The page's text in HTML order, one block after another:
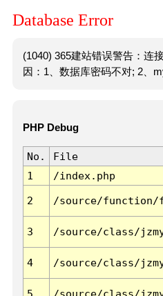
Database Error
(1040) 365建站错误警告：连
因：1、数据库密码不对; 2、
PHP Debug
No. File
1
/index.php
2 /source/function/
3 /source/class/
4 /source/class/
5 /source/class/